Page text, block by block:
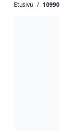
Etusivu / 10990